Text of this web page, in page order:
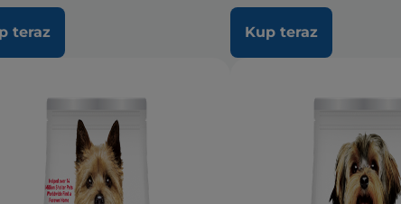
teraz Kup teraz